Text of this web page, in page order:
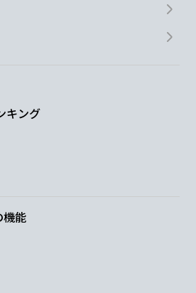
キング
機能